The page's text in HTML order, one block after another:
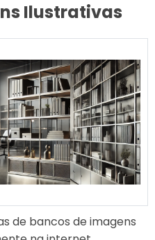
Ilustrativas
de bancos de imagens